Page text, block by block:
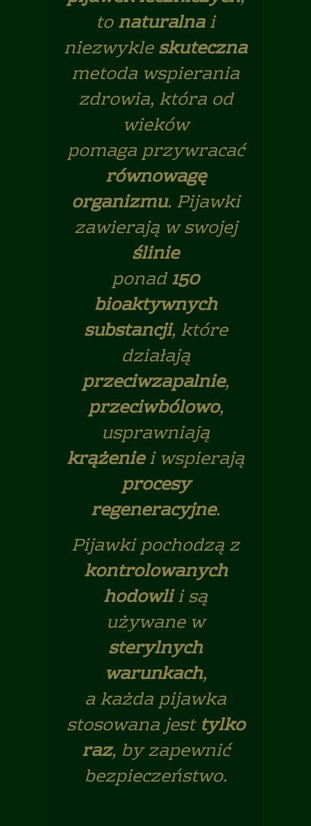
tonaturalnai
niezwykleskuteczna
metoda wspierania
zdrowia, która od
wieków
pomaga przywracać
równowagę
organizmu. Pijawki
zawierają w swojej
ślinie
ponad150
bioaktywnych
substancji, które
działają
przeciwzapalnie,
przeciwbólowo,
usprawniają
krążeniei wspierają
procesy
regeneracyjne.
Pijawki pochodzą z
kontrolowanych
hodowlii są
używane w
sterylnych
warunkach,
a każda pijawka
stosowana jesttylko
raz, by zapewnić
bezpieczeństwo.